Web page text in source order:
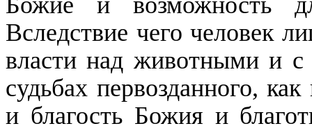
Вследствие чего человек
власти над животными и
судьбах первозданного,
и благость Божия и